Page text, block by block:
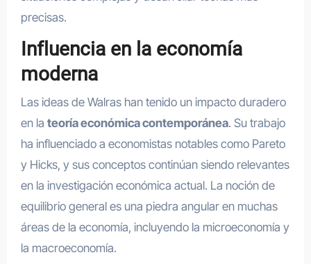
precisas.
Influencia en la economía
moderna
Las ideas de Walras han tenido un impacto duradero
en la teoría económica contemporánea. Su trabajo
ha influenciado a economistas notables como Pareto
y Hicks, y sus conceptos continúan siendo relevantes
en la investigación económica actual. La noción de
equilibrio general es una piedra angular en muchas
áreas de la economía, incluyendo la microeconomía y
la macroeconomía.